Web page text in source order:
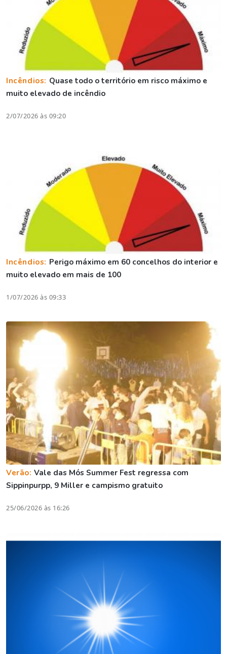
Incêndios: Quase todo o território em risco máximo e
muito elevado de incêndio
2/07/2026 às 09:20
Incêndios: Perigo máximo em 60 concelhos do interior e
muito elevado em mais de 100
1/07/2026 às 09:33
Verão:Vale das Mós Summer Fest regressa com
Sippinpurpp, 9 Miller e campismo gratuito
25/06/2026 às 16:26